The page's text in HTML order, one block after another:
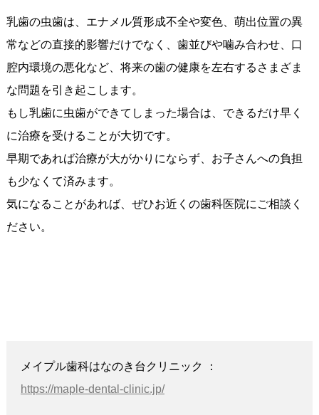
乳歯の虫歯は、エナメル質形成不全や変色、萌出位置の異
常などの直接的影響だけでなく、歯並びや噛み合わせ、口
腔内環境の悪化など、将来の歯の健康を左右するさまざま
な問題を引き起こします。
もし乳歯に虫歯ができてしまった場合は、できるだけ早く
に治療を受けることが大切です。
早期であれば治療が大がかりにならず、お子さんへの負担
も少なくて済みます。
気になることがあれば、ぜひお近くの歯科医院にご相談く
ださい。
メイプル歯科はなのき台クリニック ：
https://maple-dental-clinic.jp/